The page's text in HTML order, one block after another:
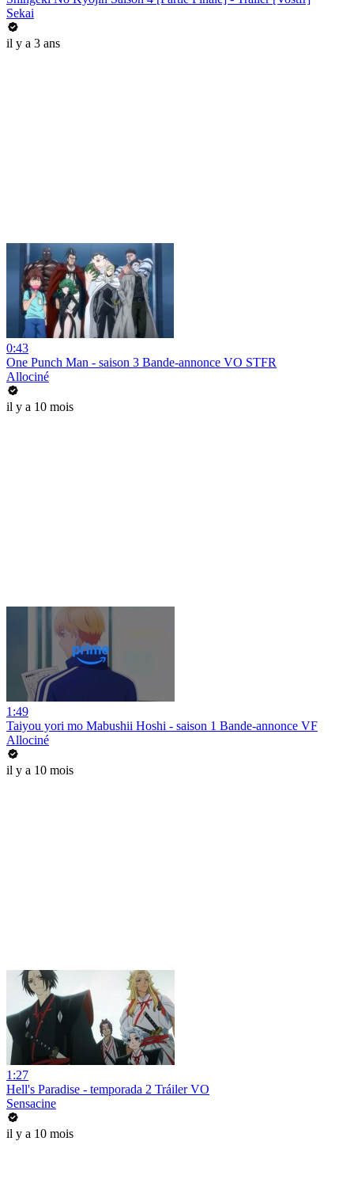
Sekai
il y a 3 ans
0:43
One Punch Man - saison 3 Bande-annonce VO STFR
Allociné
il y a 10 mois
1:49
Taiyou yori mo Mabushii Hoshi - saison 1 Bande-annonce VF
Allociné
il y a 10 mois
1:27
Hell's Paradise - temporada 2 Tráiler VO
Sensacine
il y a 10 mois